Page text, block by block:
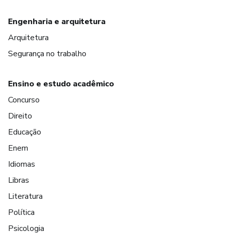
Engenharia e arquitetura
Arquitetura
Segurança no trabalho
Ensino e estudo acadêmico
Concurso
Direito
Educação
Enem
Idiomas
Libras
Literatura
Política
Psicologia